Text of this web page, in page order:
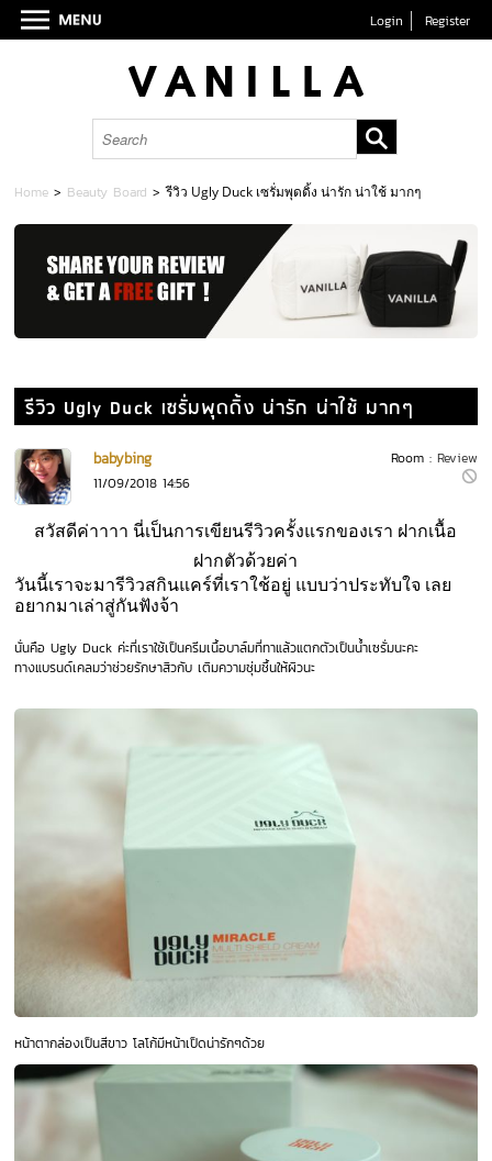
Login Register
Home > Beauty Board >รีวิว Ugly Duck เซรั่มพุดดิ้ง น่ารัก น่าใช้ มากๆ
รีวิว Ugly Duck เซรั่มพุดดิ้ง น่ารัก น่าใช้ มากๆ
Room : Review
babybing
11/09/2018 14:56
สวัสดีค่าาาา นี่เป็นการเขียนรีวิวครั้งแรกของเรา ฝากเนื้อ
ฝากตัวด้วยค่า
วันนี้เราจะมารีวิวสกินแคร์ที่เราใช้อยู่ แบบว่าประทับใจ เลย
อยากมาเล่าสู่กันฟังจ้า
นั่นคือ Ugly Duckค่ะที่เราใช้เป็นครีมเนื้อบาล์มที่ทาแล้วแตกตัวเป็นน้ำเซรั่มนะคะ
ทางแบรนด์เคลมว่าช่วยรักษาสิวกับ เติมความชุ่มชื้นให้ผิวนะ
หน้าตากล่องเป็นสีขาว โลโก้มีหน้าเป็ดน่ารักๆด้วย